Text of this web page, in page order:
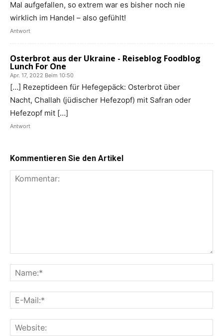
Mal aufgefallen, so extrem war es bisher noch nie
wirklich im Handel – also gefühlt!
Antwort
Osterbrot aus der Ukraine - Reiseblog Foodblog
Lunch For One
Apr. 17, 2022 Beim 10:50
[…] Rezeptideen für Hefegepäck: Osterbrot über
Nacht, Challah (jüdischer Hefezopf) mit Safran oder
Hefezopf mit […]
Antwort
Kommentieren Sie den Artikel